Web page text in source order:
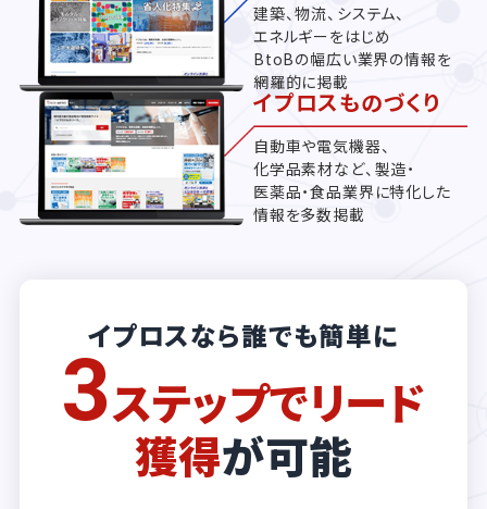
建築、物流、システム、
エネルギーをはじめ
BtoBの幅広い業界の情報を
網羅的に掲載
イプロスものづくり
自動車や電気機器、
化学品素材など、製造・
医薬品・食品業界に特化した
情報を多数掲載
イプロスなら誰でも簡単に
3ステップでリード
獲得が可能